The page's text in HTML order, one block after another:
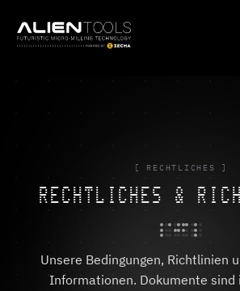
[ RECHTLICHES ]
RECHTLICHES &
Unsere Bedingungen, Richtlinien
Informationen. Dokumente sind